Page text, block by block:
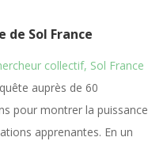
de Sol France
collectif, Sol France
auprès de 60
pour montrer la puissance
apprenantes. En un